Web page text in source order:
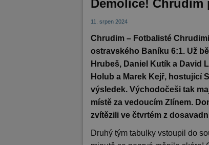
Demolice! Chrudim
11. srpen 2024
Chrudim – Fotbalisté
ostravského Baníku 6:1. Už
Hrubeš, Daniel Kutík a David
Holub a Marek Kejř, hostující
výsledek. Východočeši tak
místě za vedoucím Zlínem.
zvítězili ve čtvrtém z
Druhý tým tabulky vstoupil do